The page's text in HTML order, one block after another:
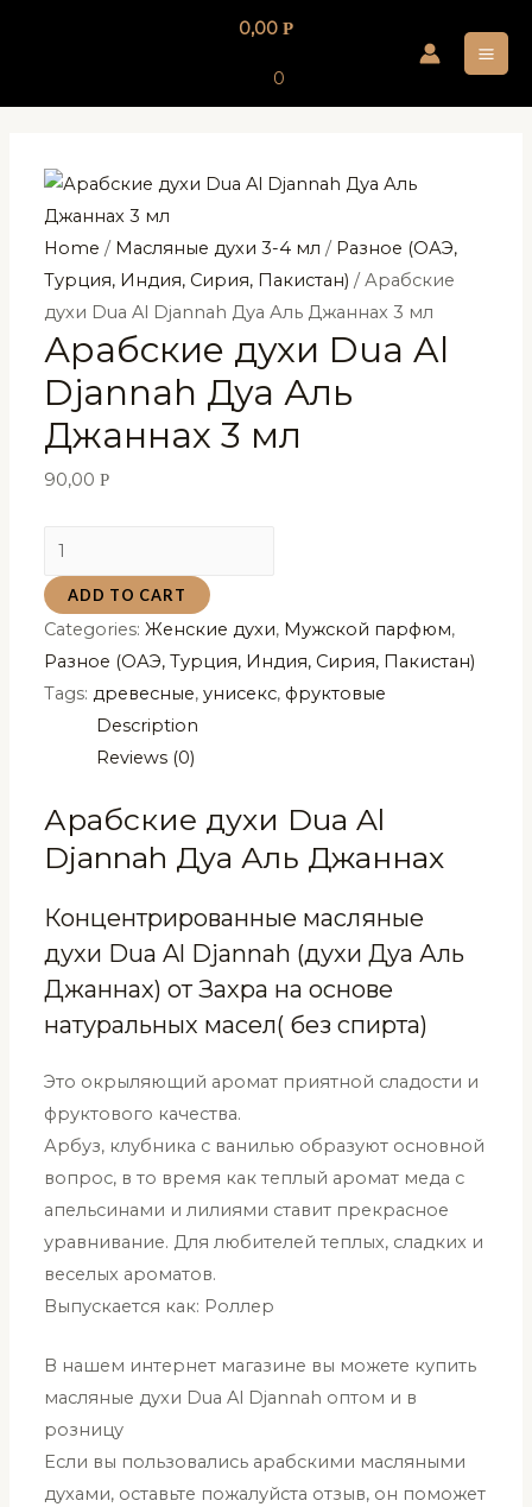
0,00 Р
0
Home / Масляные духи 3-4 мл / Разное (ОАЭ,
Турция, Индия, Сирия, Пакистан) / Арабские
духи Dua Al Djannah Дуа Аль Джаннах 3 мл
Арабские духи Dua Al
Djannah Дуа Аль
Джаннах 3 мл
90,00Р
Арабские
духи
Dua
Al
Djannah
Дуа
Джаннах
мл
quantity
ADD TO CART
Categories:Женские духи, Мужской парфюм,
Разное (ОАЭ, Турция, Индия, Сирия, Пакистан)
Tags:древесные,унисекс, фруктовые
Description
Reviews (0)
Арабские духи Dua Al
Djannah Дуа Аль Джаннах
Концентрированные масляные
духи Dua Al Djannah (духи Дуа Аль
Джаннах) от Захра на основе
натуральных масел( без спирта)
Это окрыляющий аромат приятной сладости и
фруктового качества.
Арбуз, клубника с ванилью образуют основной
вопрос, в то время как теплый аромат меда с
апельсинами и лилиями ставит прекрасное
уравнивание. Для любителей теплых, сладких и
веселых ароматов.
Выпускается как: Роллер
В нашем интернет магазине вы можете купить
масляные духи Dua Al Djannah оптом и в
розницу
Если вы пользовались арабскими масляными
духами, оставьте пожалуйста отзыв, он поможет